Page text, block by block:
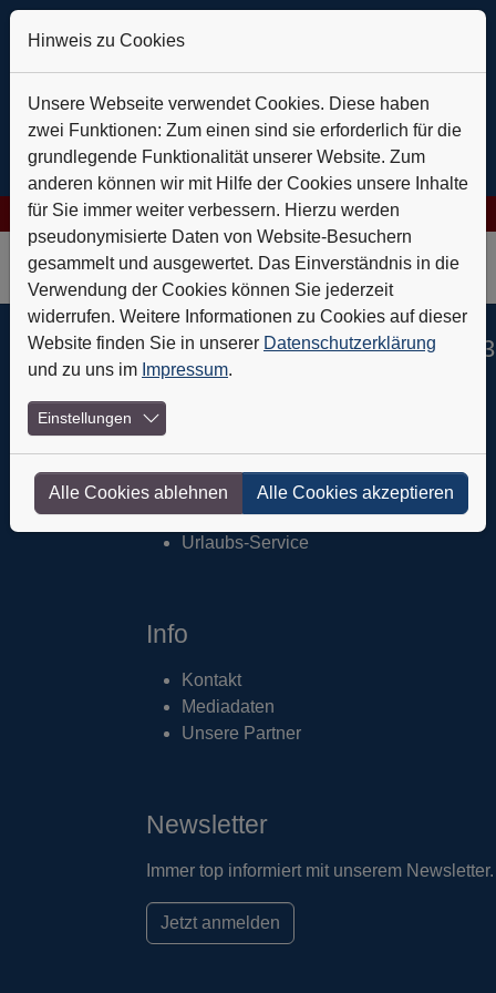
AG: Verlässlich auf Kurs+++Daldrup & Söhne: Geothermie
Skip to main navigation
Skip to main content
Skip to page footer
Jetzt in der Ausgabe Nr. 05/
04.05.2023
Service
Adressänderung
Urlaubs-Service
Info
Kontakt
Mediadaten
Unsere Partner
Newsletter
Immer top informiert mit unserem Newsletter.
Jetzt anmelden
Hinweis zu Cookies
Unsere Webseite verwendet Cookies. Diese haben
zwei Funktionen: Zum einen sind sie erforderlich für die
grundlegende Funktionalität unserer Website. Zum
anderen können wir mit Hilfe der Cookies unsere Inhalte
für Sie immer weiter verbessern. Hierzu werden
pseudonymisierte Daten von Website-Besuchern
gesammelt und ausgewertet. Das Einverständnis in die
Verwendung der Cookies können Sie jederzeit
widerrufen. Weitere Informationen zu Cookies auf dieser
Website finden Sie in unserer Datenschutzerklärung
und zu uns im Impressum.
Einstellungen
Alle Cookies ablehnen Alle Cookies akzeptieren